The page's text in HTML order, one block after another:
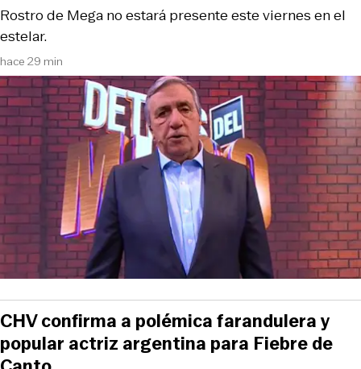
hace 29 min
Rostro de Mega no estará presente este viernes en el
estelar.
CHV confirma a polémica farandulera y
popular actriz argentina para Fiebre de